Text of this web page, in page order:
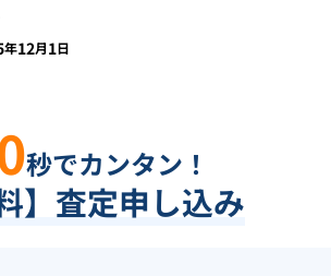
年12月1日
秒でカンタン！
】査定申し込み